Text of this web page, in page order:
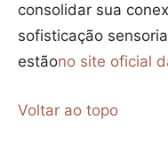
consolidar sua
sofisticação
estãono site oficial
Voltar ao topo